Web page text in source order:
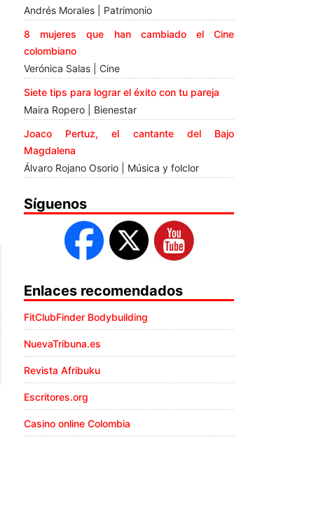
Andrés Morales | Patrimonio
8 mujeres que han cambiado el Cine
colombiano
Verónica Salas | Cine
Siete tips para lograr el éxito con tu pareja
Maira Ropero | Bienestar
Joaco Pertuz, el cantante del Bajo
Magdalena
Álvaro Rojano Osorio | Música y folclor
Síguenos
Enlaces recomendados
FitClubFinder Bodybuilding
NuevaTribuna.es
Revista Afribuku
Escritores.org
Casino online Colombia